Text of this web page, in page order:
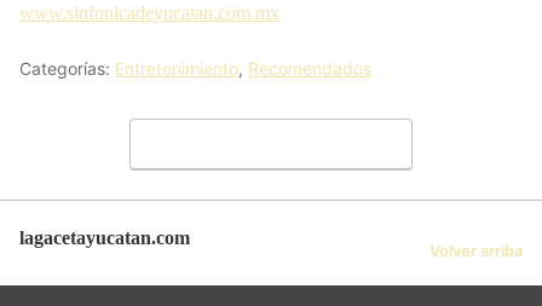
www.sinfonicadeyucatan.com.mx
Categorías: Entretenimiento, Recomendados
lagacetayucatan.com
Volver arriba